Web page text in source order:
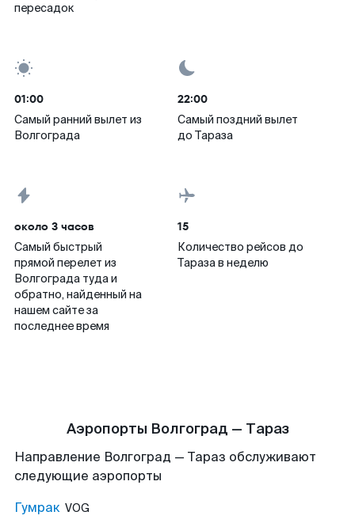
пересадок
01:00
Самый ранний вылет из
Волгограда
22:00
Самый поздний вылет
до Тараза
около 3 часов
Самый быстрый
прямой перелет из
Волгограда туда и
обратно, найденный на
нашем сайте за
последнее время
15
Количество рейсов до
Тараза в неделю
Аэропорты Волгоград — Тараз
Направление Волгоград — Тараз обслуживают
следующие аэропорты
Гумрак VOG